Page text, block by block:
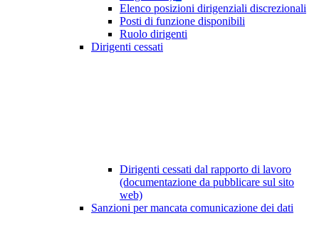
Elenco posizioni dirigenziali discrezionali
Posti di funzione disponibili
Ruolo dirigenti
Dirigenti cessati
Dirigenti cessati dal rapporto di lavoro
(documentazione da pubblicare sul sito
web)
Sanzioni per mancata comunicazione dei dati